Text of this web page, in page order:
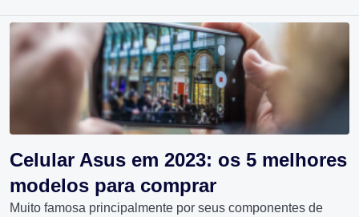
Celular Asus em 2023: os 5 melhores
modelos para comprar
Muito famosa principalmente por seus componentes de